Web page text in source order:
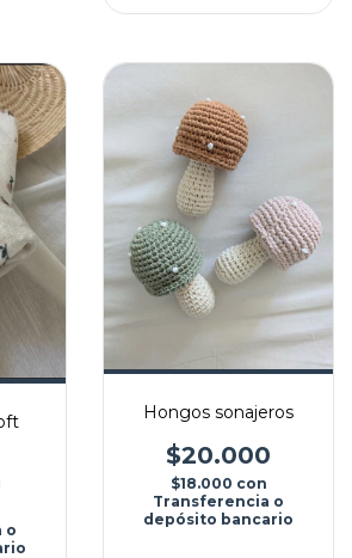
o
Hongos sonajeros
$20.000
$18.000 con
Transferencia o
depósito bancario